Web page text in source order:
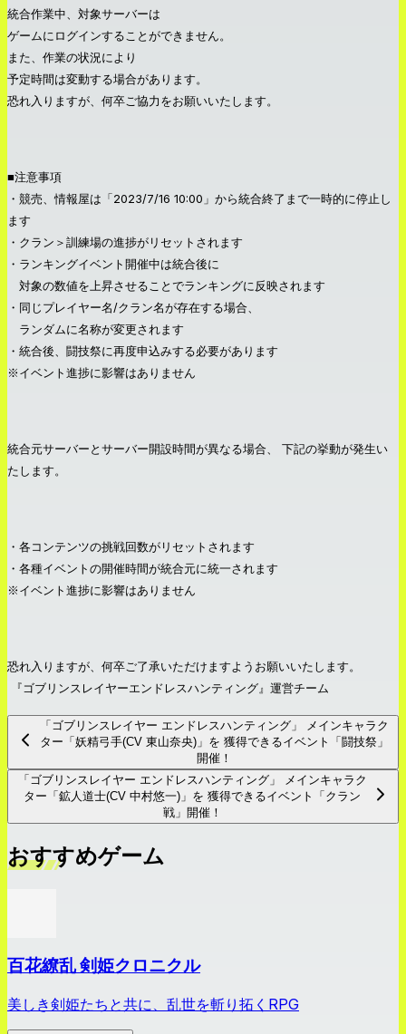
統合作業中、対象サーバーは
ゲームにログインすることができません。
また、作業の状況により
予定時間は変動する場合があります。
恐れ入りますが、何卒ご協力をお願いいたします。
■注意事項
・競売、情報屋は「2023/7/16 10:00」から統合終了まで一時的に停止し
ます
・クラン＞訓練場の進捗がリセットされます
・ランキングイベント開催中は統合後に
対象の数値を上昇させることでランキングに反映されます
・同じプレイヤー名/クラン名が存在する場合、
ランダムに名称が変更されます
・統合後、闘技祭に再度申込みする必要があります
※イベント進捗に影響はありません
統合元サーバーとサーバー開設時間が異なる場合、 下記の挙動が発生い
たします。
・各コンテンツの挑戦回数がリセットされます
・各種イベントの開催時間が統合元に統一されます
※イベント進捗に影響はありません
恐れ入りますが、何卒ご了承いただけますようお願いいたします。
『ゴブリンスレイヤーエンドレスハンティング』運営チーム
「ゴブリンスレイヤー エンドレスハンティング」 メインキャラク
ター「妖精弓手(CV 東山奈央)」を 獲得できるイベント「闘技祭」
開催！
「ゴブリンスレイヤー エンドレスハンティング」 メインキャラク
ター「鉱人道士(CV 中村悠一)」を 獲得できるイベント「クラン
戦」開催！
おすすめゲーム
百花繚乱 剣姫クロニクル
美しき剣姫たちと共に、乱世を斬り拓くRPG